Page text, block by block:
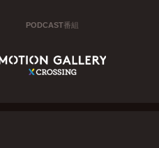
PODCAST番組